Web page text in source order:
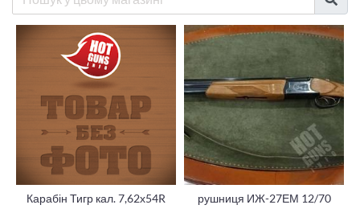
Карабін Тигр кал. 7,62х54R рушниця ИЖ-27ЕМ 12/70